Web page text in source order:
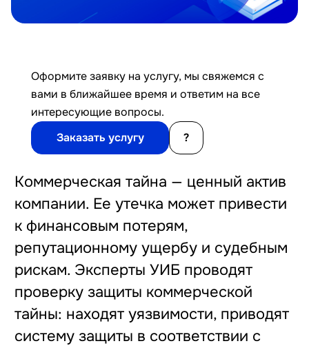
Оформите заявку на услугу, мы свяжемся с
вами в ближайшее время и ответим на все
интересующие вопросы.
Заказать услугу
?
Коммерческая тайна — ценный актив
компании. Ее утечка может привести
к финансовым потерям,
репутационному ущербу и судебным
рискам. Эксперты УИБ проводят
проверку защиты коммерческой
тайны: находят уязвимости, приводят
систему защиты в соответствии с